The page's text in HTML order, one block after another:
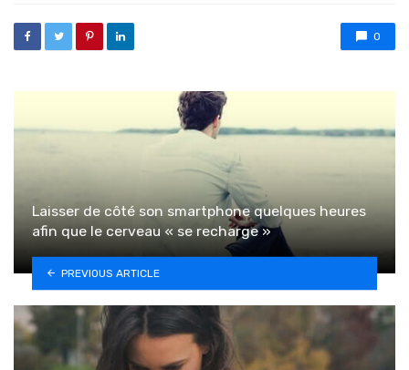
0
Laisser de côté son smartphone quelques heures
afin que le cerveau « se recharge »
PREVIOUS ARTICLE